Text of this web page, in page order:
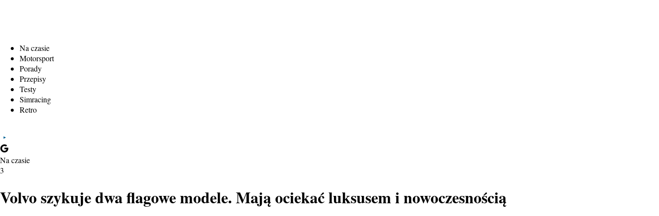
Na czasie
Motorsport
Porady
Przepisy
Testy
Simracing
Retro
Na czasie
3
Volvo szykuje dwa flagowe modele. Mają ociekać luksusem i nowoczesnością